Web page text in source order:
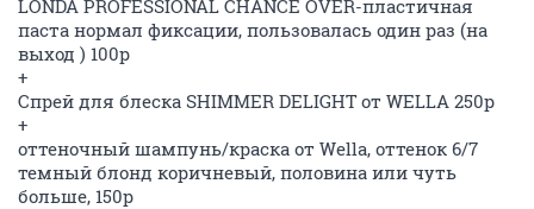
LONDA PROFESSIONAL CHANCE OVER-пластичная
паста нормал фиксации, пользовалась один раз (на
выход ) 100р
+
Спрей для блеска SHIMMER DELIGHT от WELLA 250р
+
оттеночный шампунь/краска от Wella, оттенок 6/7
темный блонд коричневый, половина или чуть
больше, 150р